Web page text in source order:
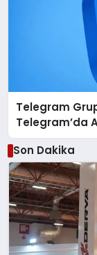
Telegram
Telegram’da
Ulaşın
Son Dakika